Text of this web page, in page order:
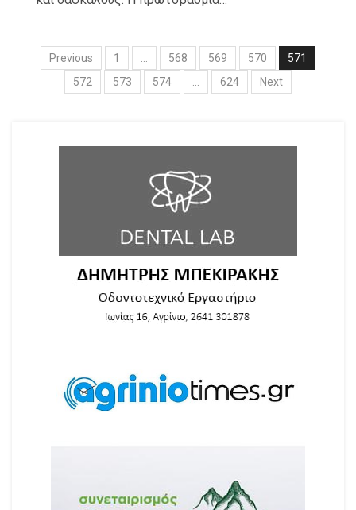
Previous 1 568 569 570
571
572
573 574 624 Next